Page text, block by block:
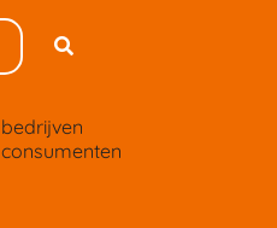
bedrijven
consumenten